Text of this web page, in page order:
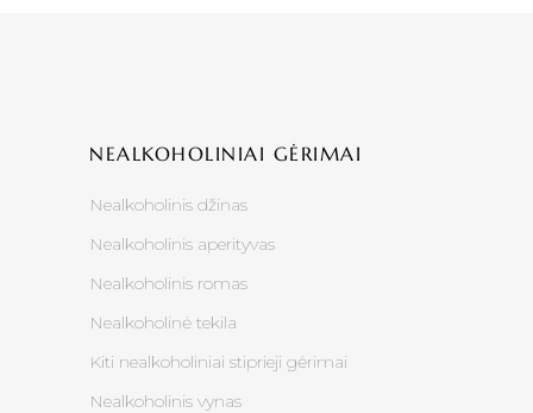
NEALKOHOLINIAI GĖRIMAI
Nealkoholinis džinas
Nealkoholinis aperityvas
Nealkoholinis romas
Nealkoholinė tekila
Kiti nealkoholiniai stiprieji gėrimai
Nealkoholinis vynas